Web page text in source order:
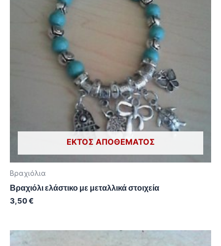
ΕΚΤΌΣ ΑΠΟΘΈΜΑΤΟΣ
Βραχιόλια
Βραχιόλι ελάστικο με μεταλλικά στοιχεία
3,50€